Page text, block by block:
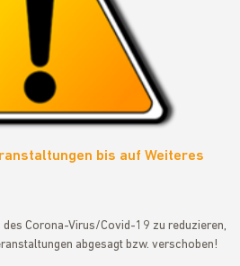
bis auf Weiteres
des Corona-Virus/Covid-19 zu reduzieren,
abgesagt bzw. verschoben!